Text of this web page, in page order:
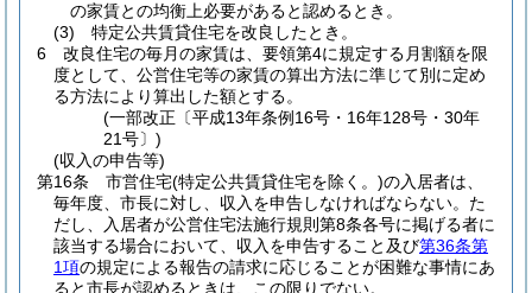
の家賃との均衡上必要があると認めるとき。
(3)
特定公共賃貸住宅を改良したとき。
6
改良住宅の毎月の家賃は、要領第4に規定する月割額を限
度として、公営住宅等の家賃の算出方法に準じて別に定め
る方法により算出した額とする。
(一部改正〔平成13年条例16号・16年128号・30年
21号〕)
(収入の申告等)
第16条
市営住宅(特定公共賃貸住宅を除く。)の入居者は、
毎年度、市長に対し、収入を申告しなければならない。 た
だし、入居者が公営住宅法施行規則第8条各号に掲げる者に
該当する場合において、収入を申告すること及び第36条第
1項の規定による報告の請求に応じることが困難な事情にあ
ると市長が認めるときは、この限りでない。